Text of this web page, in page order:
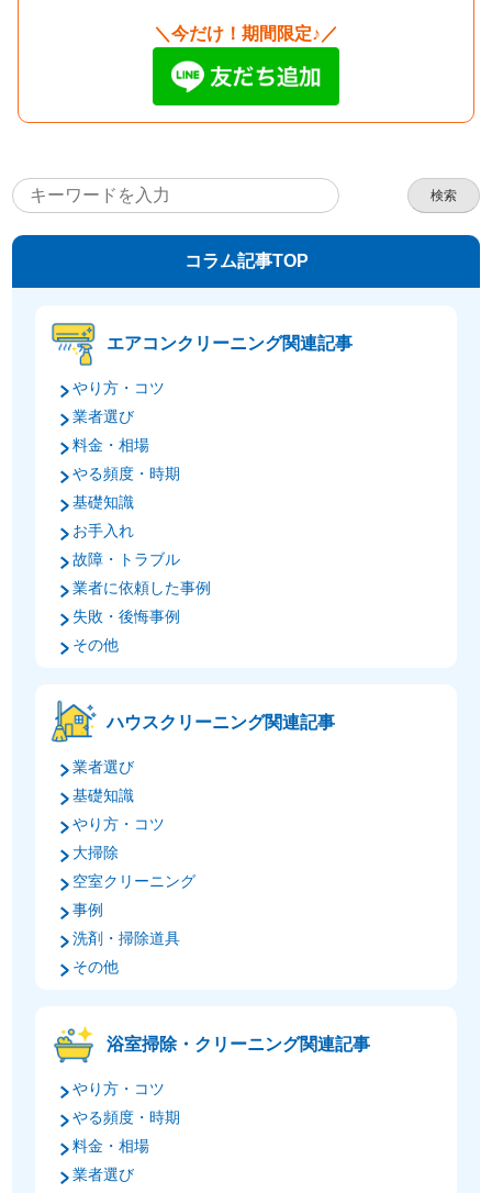
＼今だけ！期間限定♪／
検索
コラム記事TOP
エアコンクリーニング関連記事
やり方・コツ
業者選び
料金・相場
やる頻度・時期
基礎知識
お手入れ
故障・トラブル
業者に依頼した事例
失敗・後悔事例
その他
ハウスクリーニング関連記事
業者選び
基礎知識
やり方・コツ
大掃除
空室クリーニング
事例
洗剤・掃除道具
その他
浴室掃除・クリーニング関連記事
やり方・コツ
やる頻度・時期
料金・相場
業者選び